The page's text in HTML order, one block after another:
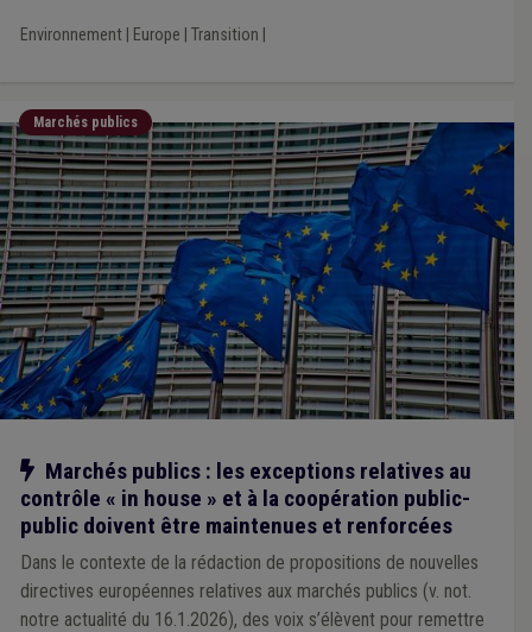
Environnement| Europe Transition
Marchés publics
Notre action
Marchés publics : les exceptions relatives au
contrôle « in house » et à la coopération public-
public doivent être maintenues et renforcées
Dans le contexte de la rédaction de propositions de nouvelles
directives européennes relatives aux marchés publics (v. not.
notre actualité du 16.1.2026), des voix s’élèvent pour remettre